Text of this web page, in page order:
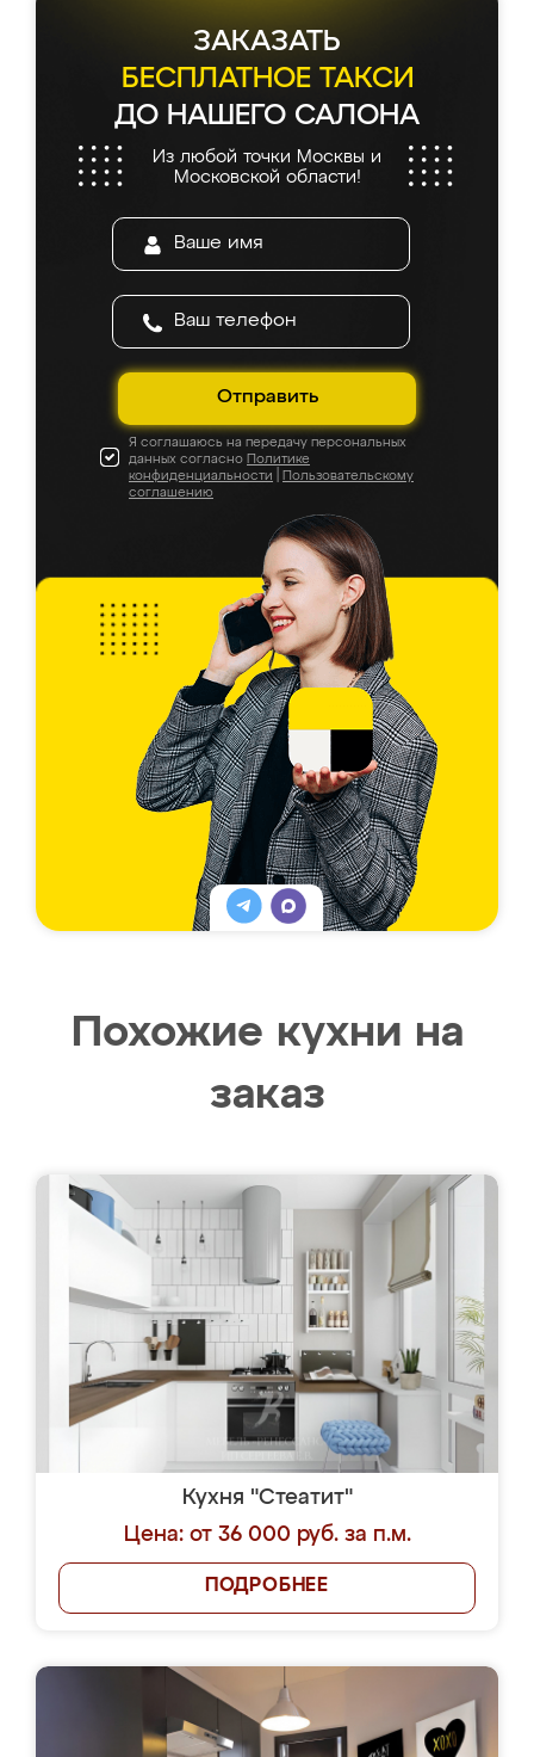
ЗАКАЗАТЬ
БЕСПЛАТНОЕ ТАКСИ
ДО НАШЕГО САЛОНА
Из любой точки Москвы и
Московской области!
Отправить
Я соглашаюсь на передачу персональных
данных согласно Политике
конфиденциальности
Пользовательскому
соглашению
Похожие кухни на
заказ
Кухня "Стеатит"
Цена: от 36 000 руб. за п.м.
ПОДРОБНЕЕ